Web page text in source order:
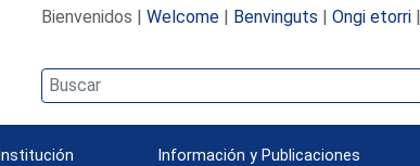
Bienvenidos | Welcome| Benvinguts | Ongi etorri|
Información y Publicaciones